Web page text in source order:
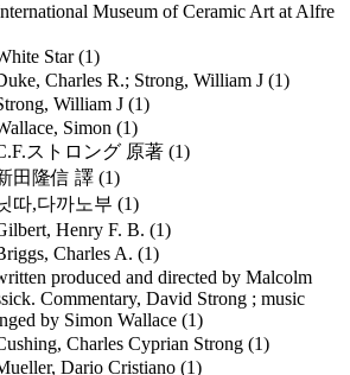
Museum of Ceramic Art at Alfre
Star (1)
Charles R.; Strong, William J (1)
William J (1)
Simon (1)
ストロング 原著 (1)
田隆信 譯 (1)
따,다까노부 (1)
Henry F. B. (1)
Charles A. (1)
produced and directed by Malcolm
Commentary, David Strong ; music
by Simon Wallace (1)
Charles Cyprian Strong (1)
Dario Cristiano (1)